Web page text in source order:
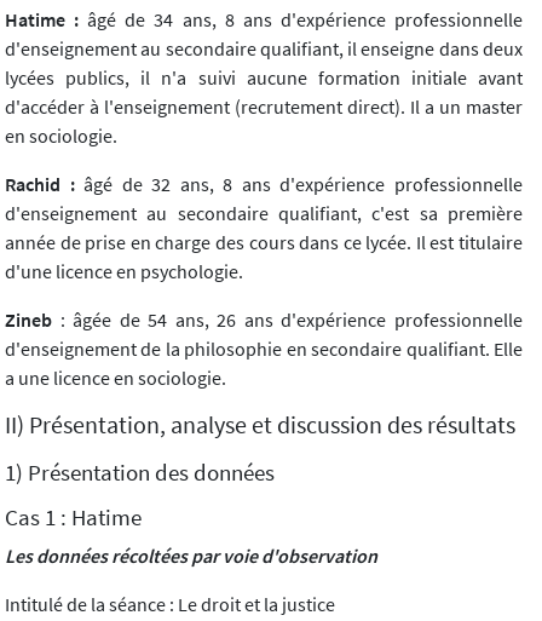
Hatime : âgé de 34 ans, 8 ans d'expérience professionnelle
d'enseignement au secondaire qualifiant, il enseigne dans deux
lycées publics, il n'a suivi aucune formation initiale avant
d'accéder à l'enseignement (recrutement direct). Il a un master
en sociologie.
Rachid :âgé de 32 ans, 8 ans d'expérience professionnelle
d'enseignement au secondaire qualifiant, c'est sa première
année de prise en charge des cours dans ce lycée. Il est titulaire
d'une licence en psychologie.
Zineb : âgée de 54 ans, 26 ans d'expérience professionnelle
d'enseignement de la philosophie en secondaire qualifiant. Elle
a une licence en sociologie.
II) Présentation, analyse et discussion des résultats
1) Présentation des données
Cas 1 : Hatime
Les données récoltées par voie d'observation
Intitulé de la séance : Le droit et la justice